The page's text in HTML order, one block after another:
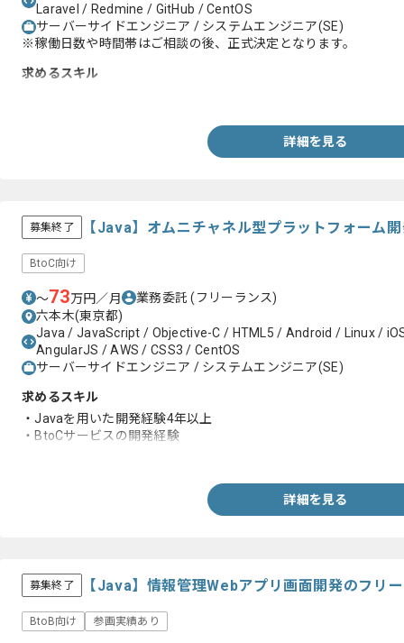
Laravel / Redmine / GitHub / CentOS
サーバーサイドエンジニア / システムエンジニア(SE)
※稼働日数や時間帯はご相談の後、正式決定となります。
求めるスキル
詳細を見る
募集終了 【Java】オムニチャネル型プラットフォーム
BtoC向け
〜73万円／月 業務委託(フリーランス)
六本木(東京都)
Java / JavaScript / Objective-C / HTML5 / Android / Linux /
AngularJS / AWS / CSS3 / CentOS
サーバーサイドエンジニア / システムエンジニア(SE)
求めるスキル
・Javaを用いた開発経験4年以上
・BtoCサービスの開発経験
詳細を見る
募集終了 【Java】情報管理Webアプリ画面開発のフリ
BtoB向け 参画実績あり